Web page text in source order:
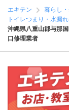
エキテン
暮らし
トイレつまり・水漏
沖縄県八重山郡与那
口修理業者